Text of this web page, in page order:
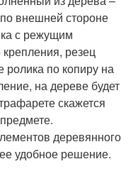
внешней стороне
с режущим
резец
ролика по копиру на
на дереве будет
скажется
деревянного
удобное решение.